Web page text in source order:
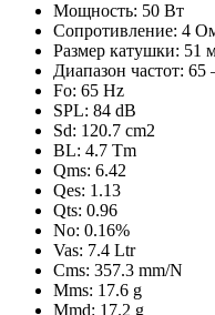
Мощность: 50 Вт
Сопротивление: 4
Размер катушки: 51
Диапазон частот:
Fo: 65 Hz
SPL: 84 dB
Sd: 120.7 cm2
BL: 4.7 Tm
Qms: 6.42
Qes: 1.13
Qts: 0.96
No: 0.16%
Vas: 7.4 Ltr
Cms: 357.3 mm/N
Mms: 17.6 g
Mmd: 17.2 g